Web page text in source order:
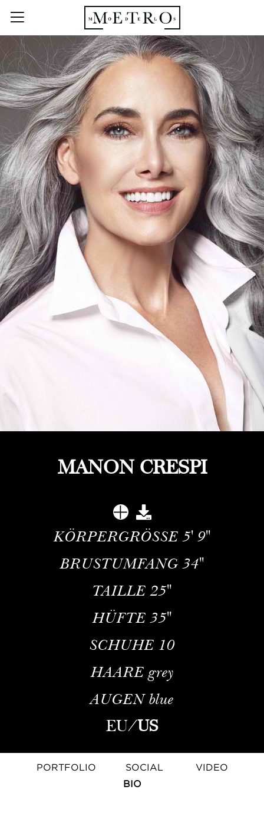
MANON CRESPI
KÖRPERGRÖSSE 5' 9''
BRUSTUMFANG 34''
TAILLE 25''
HÜFTE 35''
SCHUHE 10
HAARE grey
AUGEN blue
EU/US
PORTFOLIO SOCIAL
VIDEO
BIO